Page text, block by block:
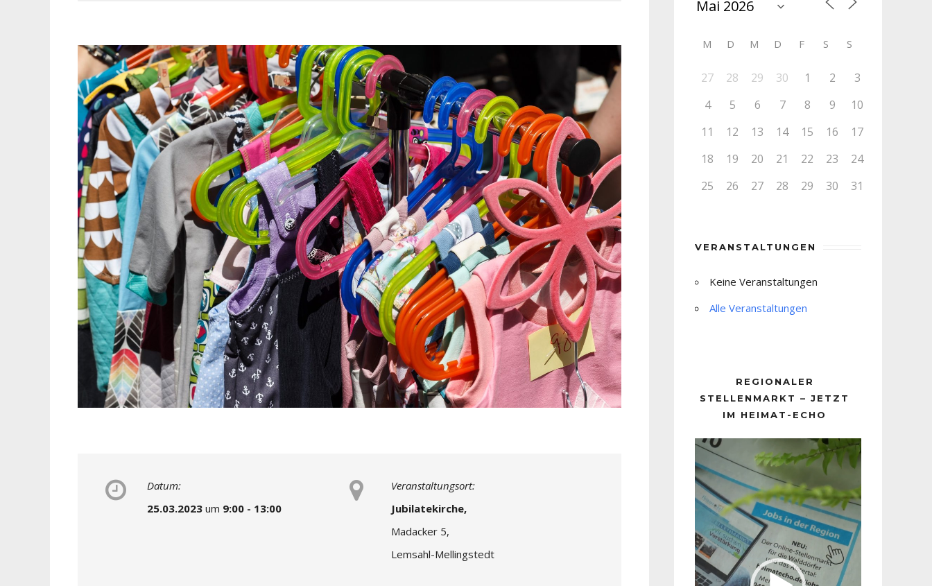
Datum:
25.03.2023 um 9:00 - 13:00
Veranstaltungsort:
Jubilatekirche,
Madacker 5,
Lemsahl-Mellingstedt
M D M D F S S
27 28 29 30 1 2
3
4
5 6 7 8 9
10
11
12 13 14 15 16
17
18
19 20 21 22 23
24
25
26 27 28 29 30 31
VERANSTALTUNGEN
Keine Veranstaltungen
Alle Veranstaltungen
REGIONALER
STELLENMARKT – JETZT
IM HEIMAT-ECHO
Player